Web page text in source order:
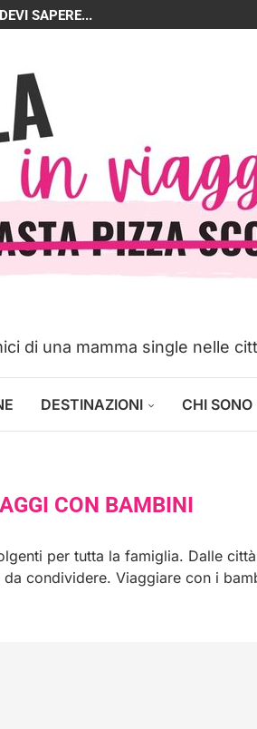
SAPERE...
di una mamma single nelle
DESTINAZIONI CHI SONO
CON BAMBINI
per tutta la famiglia. Dalle
condividere. Viaggiare con i